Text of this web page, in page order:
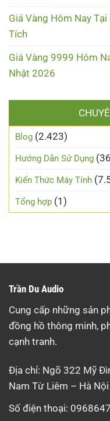
Giá Vàng Hôm Nay
Tích
Giá Vàng 9999 Hôm
Nhật 2026
Blog (2.423)
Hướng Dẫn Sử Dụng
Kiến Thức Máy Tính
Tổng hợp (1)
Trần Du Audio
Cung cấp những sản
đồng hồ thông minh,
cạnh tranh.
Địa chỉ: Ngõ 322 Mỹ
Nam Từ Liêm – Hà
Số điện thoại: